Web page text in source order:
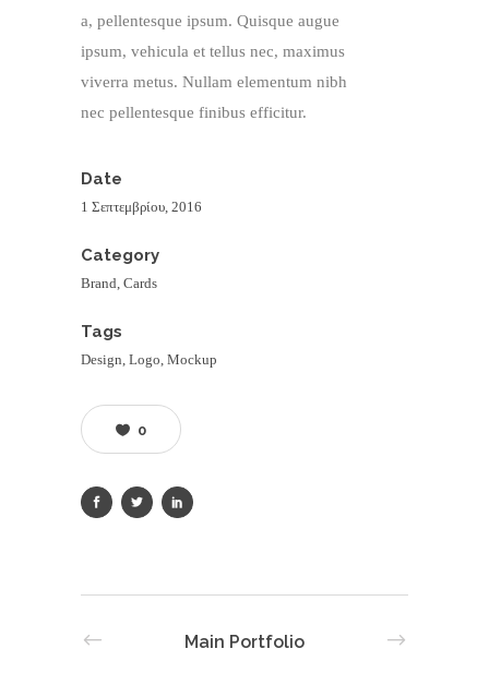
a, pellentesque ipsum. Quisque augue
ipsum, vehicula et tellus nec, maximus
viverra metus. Nullam elementum nibh
nec pellentesque finibus efficitur.
Date
1 Σεπτεμβρίου, 2016
Category
Brand, Cards
Tags
Design, Logo, Mockup
0
Main Portfolio